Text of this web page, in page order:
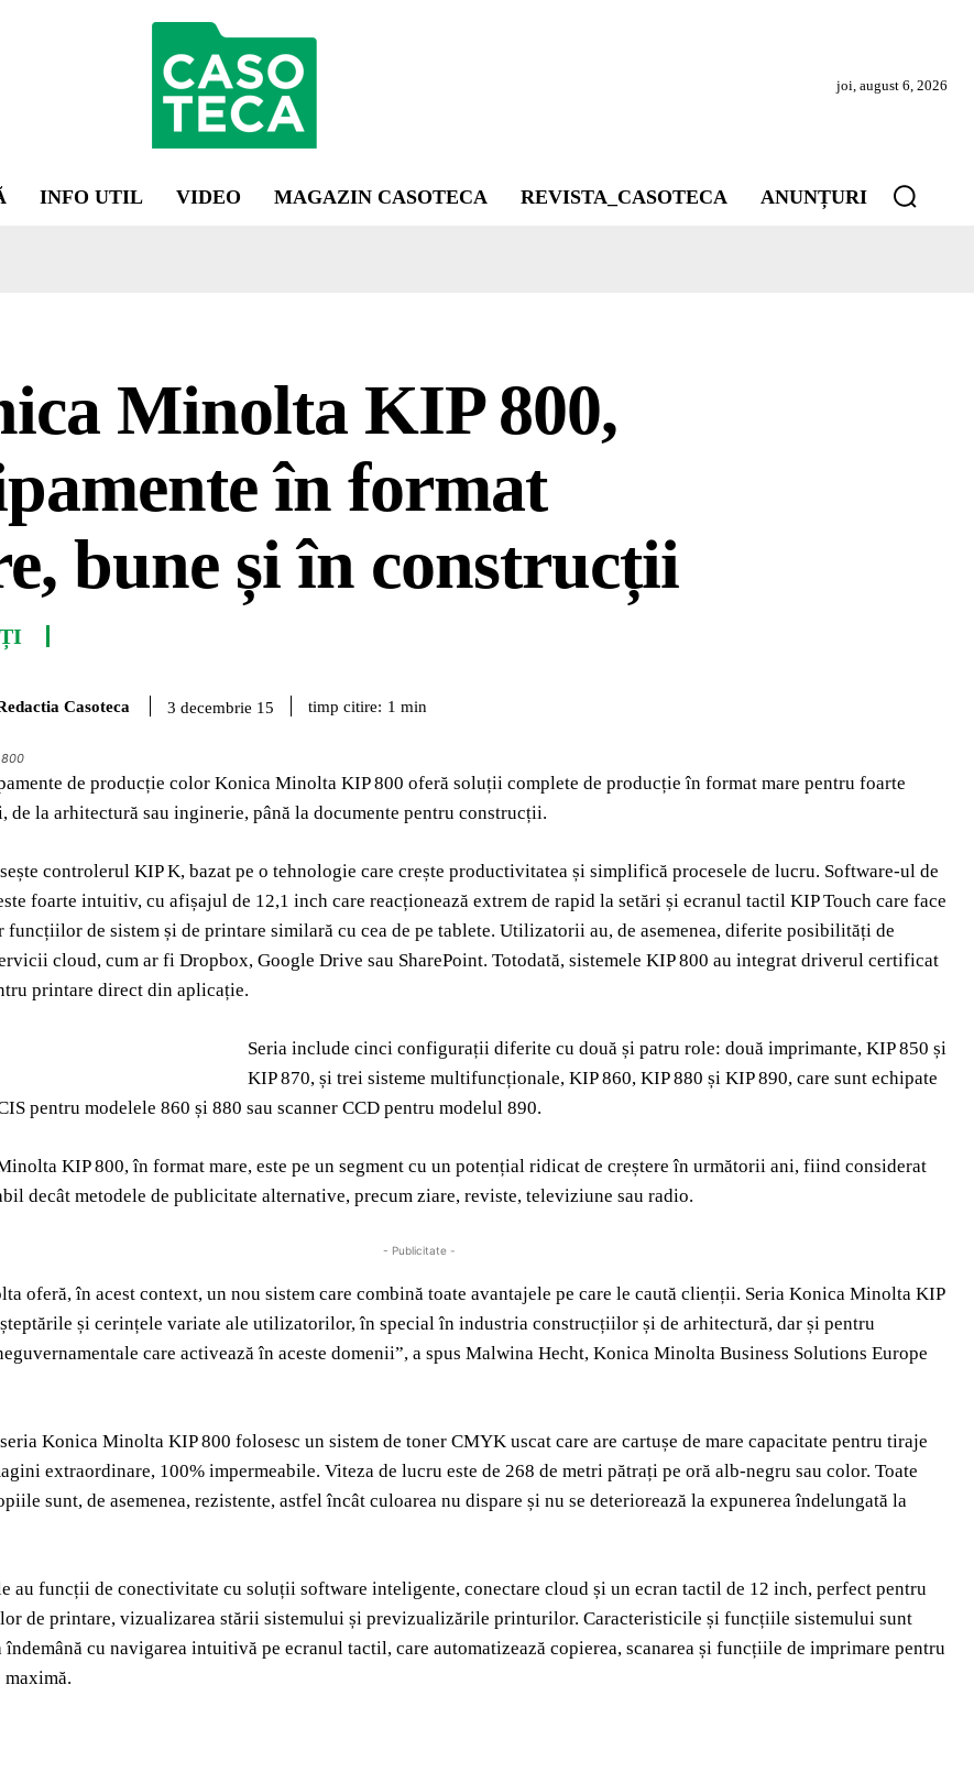
joi, august 6, 2026
INFO UTIL VIDEO MAGAZIN CASOTECA REVISTA_CASOTECA ANUNȚURI
Minolta KIP 800,
în format
bune și în construcții
Casoteca 3 decembrie 15 timp citire: 1 min
800
de producție color Konica Minolta KIP 800 oferă soluții complete de producție în format mare pentru foarte
de la arhitectură sau inginerie, până la documente pentru construcții.
controlerul KIP K, bazat pe o tehnologie care crește productivitatea și simplifică procesele de lucru. Software-ul de
foarte intuitiv, cu afișajul de 12,1 inch care reacționează extrem de rapid la setări și ecranul tactil KIP Touch care face
funcțiilor de sistem și de printare similară cu cea de pe tablete. Utilizatorii au, de asemenea, diferite posibilități de
cloud, cum ar fi Dropbox, Google Drive sau SharePoint. Totodată, sistemele KIP 800 au integrat driverul certificat
printare direct din aplicație.
Seria include cinci configurații diferite cu două și patru role: două imprimante, KIP 850 și
KIP 870, și trei sisteme multifuncționale, KIP 860, KIP 880 și KIP 890, care sunt echipate
pentru modelele 860 și 880 sau scanner CCD pentru modelul 890.
KIP 800, în format mare, este pe un segment cu un potențial ridicat de creștere în următorii ani, fiind considerat
decât metodele de publicitate alternative, precum ziare, reviste, televiziune sau radio.
- Publicitate -
oferă, în acest context, un nou sistem care combină toate avantajele pe care le caută clienții. Seria Konica Minolta KIP
și cerințele variate ale utilizatorilor, în special în industria construcțiilor și de arhitectură, dar și pentru
care activează în aceste domenii”, a spus Malwina Hecht, Konica Minolta Business Solutions Europe
Konica Minolta KIP 800 folosesc un sistem de toner CMYK uscat care are cartușe de mare capacitate pentru tiraje
extraordinare, 100% impermeabile. Viteza de lucru este de 268 de metri pătrați pe oră alb-negru sau color. Toate
sunt, de asemenea, rezistente, astfel încât culoarea nu dispare și nu se deteriorează la expunerea îndelungată la
au funcții de conectivitate cu soluții software inteligente, conectare cloud și un ecran tactil de 12 inch, perfect pentru
de printare, vizualizarea stării sistemului și previzualizările printurilor. Caracteristicile și funcțiile sistemului sunt
îndemână cu navigarea intuitivă pe ecranul tactil, care automatizează copierea, scanarea și funcțiile de imprimare pentru